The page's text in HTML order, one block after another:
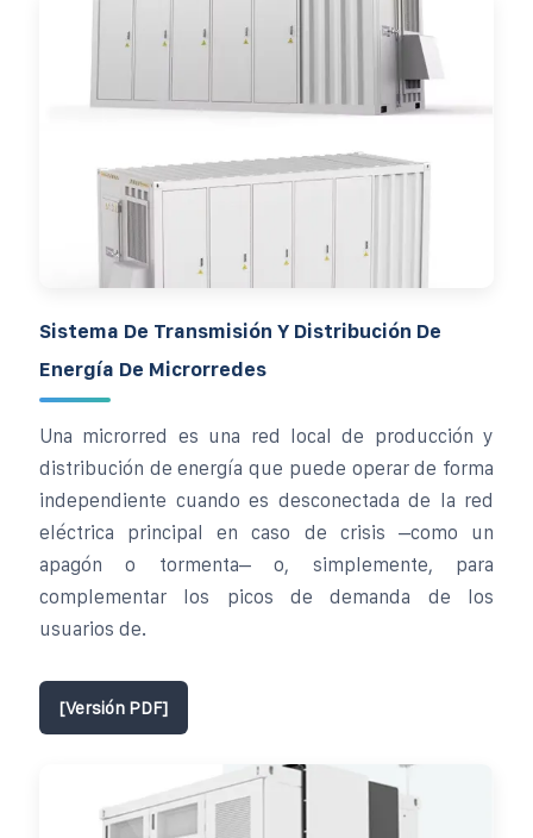
Sistema De Transmisión Y Distribución De
Energía De Microrredes
Una microrred es una red local de producción y
distribución de energía que puede operar de forma
independiente cuando es desconectada de la red
eléctrica principal en caso de crisis –como un
apagón o tormenta– o, simplemente, para
complementar los picos de demanda de los
usuarios de.
[Versión PDF]